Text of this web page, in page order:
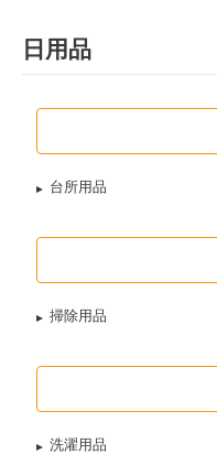
日用品
台所用品
掃除用品
洗濯用品